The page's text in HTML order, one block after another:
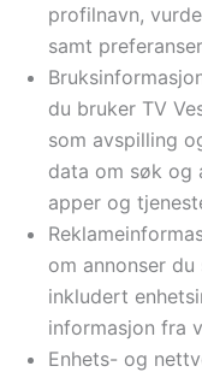
profilnavn,
samt
du bruker TV
som avspilling
data om søk og
apper og
om annonser
inkludert
informasjon fra
Enhets- og